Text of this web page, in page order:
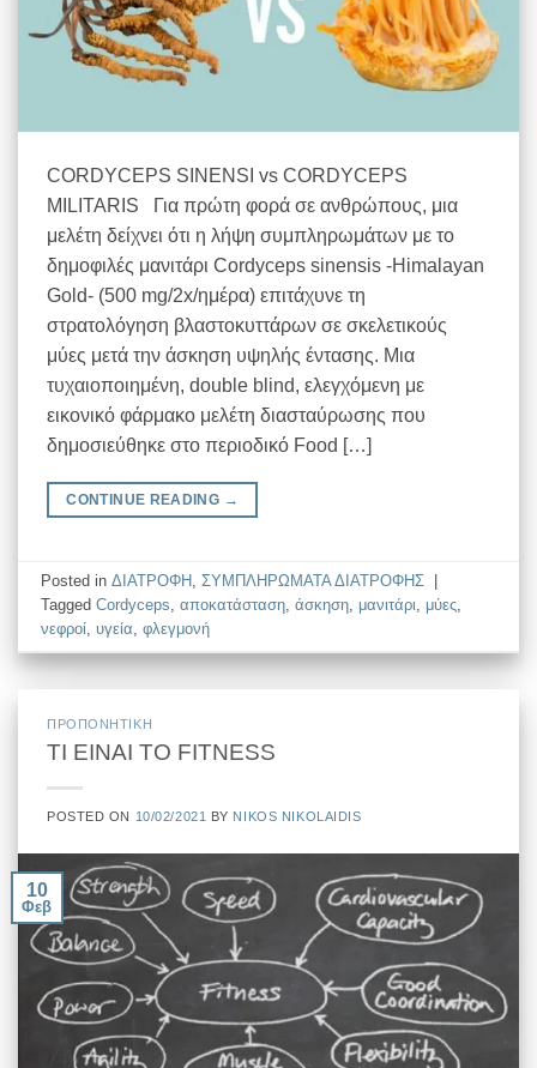
CORDYCEPS SINENSI vs CORDYCEPS
MILITARIS Για πρώτη φορά σε ανθρώπους, μια
μελέτη δείχνει ότι η λήψη συμπληρωμάτων με το
δημοφιλές μανιτάρι Cordyceps sinensis -Himalayan
Gold- (500 mg/2x/ημέρα) επιτάχυνε τη
στρατολόγηση βλαστοκυττάρων σε σκελετικούς
μύες μετά την άσκηση υψηλής έντασης. Μια
τυχαιοποιημένη, double blind, ελεγχόμενη με
εικονικό φάρμακο μελέτη διασταύρωσης που
δημοσιεύθηκε στο περιοδικό Food […]
CONTINUE READING →
Posted inΔΙΑΤΡΟΦΗ ,ΣΥΜΠΛΗΡΩΜΑΤΑ ΔΙΑΤΡΟΦΗΣ
TaggedCordyceps,αποκατάσταση,άσκηση, μανιτάρι, μύες,
νεφροί,υγεία,φλεγμονή
ΠΡΟΠΟΝΗΤΙΚΗ
ΤΙ ΕΙΝΑΙ ΤΟ FITNESS
POSTED ON 10/02/2021 BY NIKOS NIKOLAIDIS
10
Φεβ